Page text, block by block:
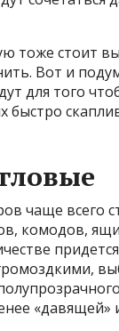
тоже стоит
Вот и
для того
быстро
чаще всего
комодов,
«давящей»